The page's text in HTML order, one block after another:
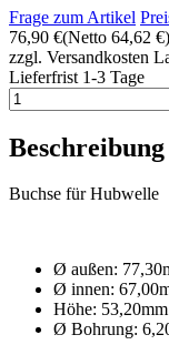
Frage zum Artikel
76,90 €(Netto 64,62 €)
zzgl. Versandkosten
Lieferfrist 1-3 Tage
Beschreibung
Buchse für Hubwelle
Ø außen:
Ø innen:
Höhe: 53,20mm
Ø Bohrung: